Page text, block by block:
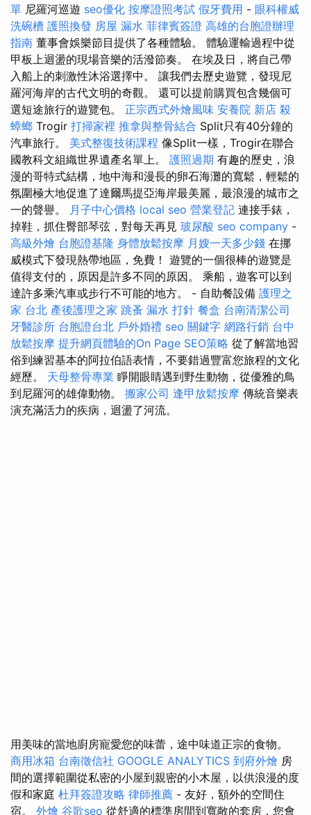
單 尼羅河巡遊 seo優化 按摩證照考試 假牙費用 - 眼科權威
洗碗槽 護照換發 房屋 漏水 菲律賓簽證 高雄的台胞證辦理
指南 董事會娛樂節目提供了各種體驗。 體驗運輸過程中從
甲板上迴盪的現場音樂的活潑節奏。 在埃及日，將自己帶
入船上的刺激性沐浴選擇中。 讓我們去歷史遊覽，發現尼
羅河海岸的古代文明的奇觀。 還可以提前購買包含幾個可
選短途旅行的遊覽包。 正宗西式外燴風味 安養院 新店 殺
蟑螂 Trogir 打掃家裡 推拿與整骨結合 Split只有40分鐘的
汽車旅行。 美式整復技術課程 像Split一樣，Trogir在聯合
國教科文組織世界遺產名單上。 護照過期 有趣的歷史，浪
漫的哥特式結構，地中海和漫長的卵石海灘的寬鬆，輕鬆的
氛圍極大地促進了達爾馬提亞海岸最美麗，最浪漫的城市之
一的聲譽。 月子中心價格 local seo 營業登記 連接手錶，
掉鞋，抓住臀部琴弦，對每天再見 玻尿酸 seo company -
高級外燴 台胞證基隆 身體放鬆按摩 月嫂一天多少錢 在挪
威模式下發現熱帶地區，免費！ 遊覽的一個很棒的遊覽是
值得支付的，原因是許多不同的原因。 乘船，遊客可以到
達許多乘汽車或步行不可能的地方。 - 自助餐設備 護理之
家 台北 產後護理之家 跳蚤 漏水 打針 餐盒 台南清潔公司
牙醫診所 台胞證台北 戶外婚禮 seo 關鍵字 網路行銷 台中
放鬆按摩 提升網頁體驗的On Page SEO策略 從了解當地習
俗到練習基本的阿拉伯語表情，不要錯過豐富您旅程的文化
經歷。 天母整骨專業 睜開眼睛遇到野生動物，從優雅的鳥
到尼羅河的雄偉動物。 搬家公司 逢甲放鬆按摩 傳統音樂表
演充滿活力的疾病，迴盪了河流。
用美味的當地廚房寵愛您的味蕾，途中味道正宗的食物。
商用冰箱 台南徵信社 GOOGLE ANALYTICS 到府外燴 房
間的選擇範圍從私密的小屋到親密的小木屋，以供浪漫的度
假和家庭 杜拜簽證攻略 律師推薦 - 友好，額外的空間住
宿。 外燴 谷歌seo 從舒適的標準房間到寬敞的套房，您會